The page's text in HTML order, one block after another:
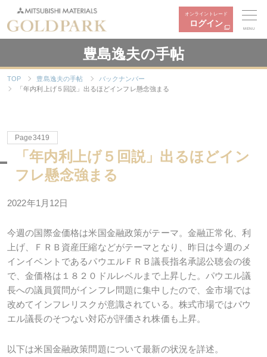
オンライントレード
ログイン
MENU
豊島逸夫の手帖
TOP 豊島逸夫の手帖
バックナンバー
「年内利上げ５回説」出るほどインフレ懸念強まる
Page3419
「年内利上げ５回説」出るほどイン
フレ懸念強まる
2022年1 月 12日
今週の国際金価格は米国金融政策がテーマ。金融正常化、利
上げ、ＦＲＢ資産圧縮などがテーマとなり、昨日は今週のメ
インイベントであるパウエルＦＲＢ議長指名承認公聴会の後
で、金価格は１８２０ドルレベルまで上昇した。パウエル議
長への議員質問がインフレ問題に集中したので、金市場では
改めてインフレリスクが意識されている。株式市場ではパウ
エル議長のそつない対応が評価され株価も上昇。
以下は米国金融政策問題について最新の状況を詳述。